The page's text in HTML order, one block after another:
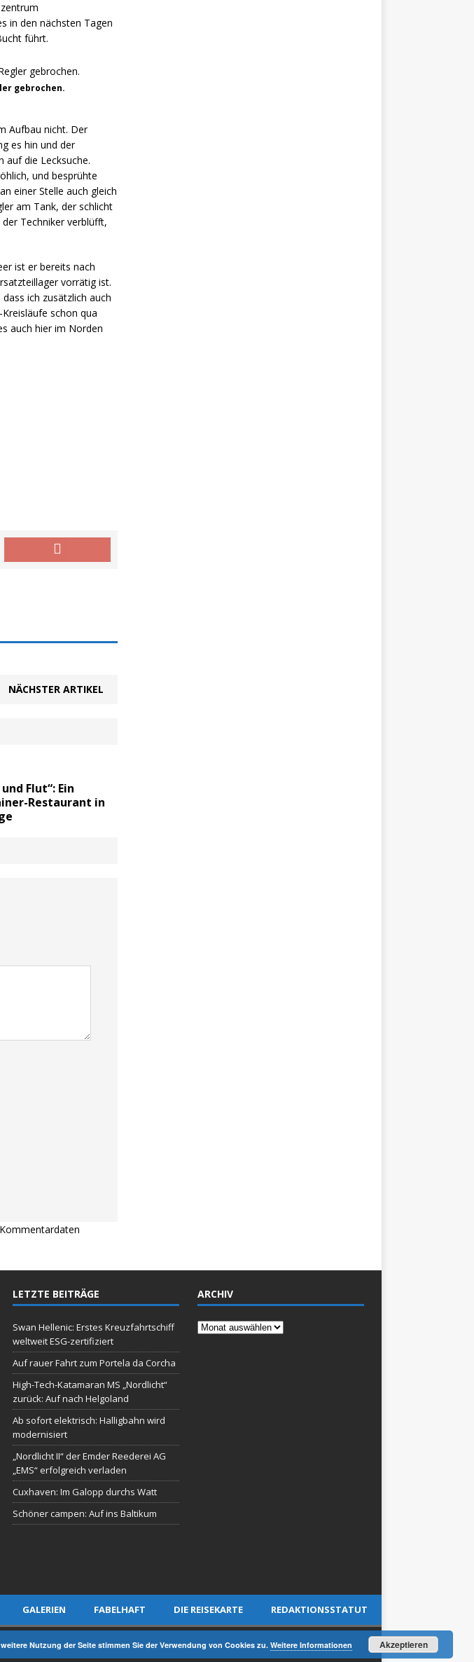
in den nächsten Tagen
führt.
gebrochen.
Aufbau nicht. Der
es hin und der
auf die Lecksuche.
und besprühte
einer Stelle auch gleich
am Tank, der schlicht
Techniker verblüfft,
ist er bereits nach
vorrätig ist.
ich zusätzlich auch
schon qua
auch hier im Norden
NÄCHSTER ARTIKEL
und Flut“: Ein
Restaurant in
LETZTE BEITRÄGE
Swan Hellenic: Erstes Kreuzfahrtschiff
weltweit ESG-zertifiziert
Auf rauer Fahrt zum Portela da Corcha
High-Tech-Katamaran MS „Nordlicht“
zurück: Auf nach Helgoland
Ab sofort elektrisch: Halligbahn wird
modernisiert
„Nordlicht II“ der Emder Reederei AG
„EMS“ erfolgreich verladen
Cuxhaven: Im Galopp durchs Watt
Schöner campen: Auf ins Baltikum
ARCHIV
Archiv
GALERIEN FABELHAFT DIE REISEKARTE REDAKTIONSSTATUT
Nutzung der Seite stimmen Sie der Verwendung von Cookies zu. Weitere Informationen Akzeptieren